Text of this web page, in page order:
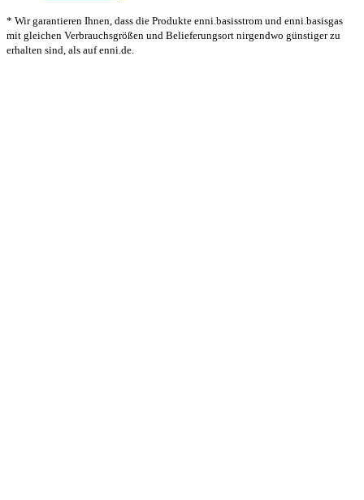
* Wir garantieren Ihnen, dass die Produkte enni.basisstrom und enni.basisgas
mit gleichen Verbrauchsgrößen und Belieferungsort nirgendwo günstiger zu
erhalten sind, als auf enni.de.